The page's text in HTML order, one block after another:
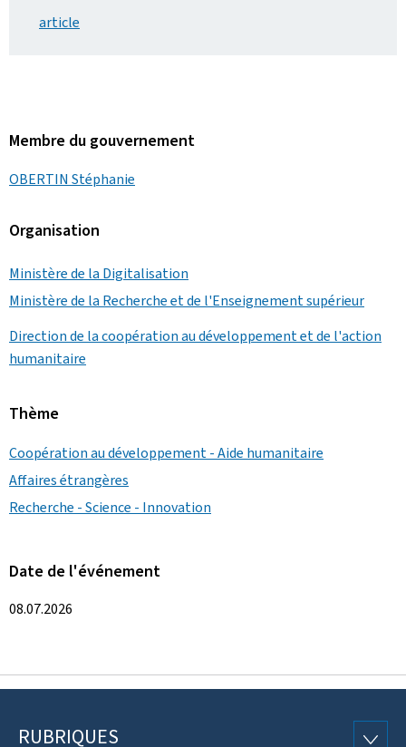
article
Membre du gouvernement
OBERTIN Stéphanie
Organisation
Ministère de la Digitalisation
Ministère de la Recherche et de l'Enseignement supérieur
Direction de la coopération au développement et de l'action
humanitaire
Thème
Coopération au développement - Aide humanitaire
Affaires étrangères
Recherche - Science - Innovation
Date de l'événement
08.07.2026
RUBRIQUES